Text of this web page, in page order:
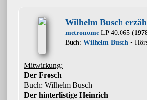
Wilhelm Busch
metronome LP 40.065 (
Buch:Wilhelm Busch •
Mitwirkung:
Der Frosch
Buch: Wilhelm Busch
Der hinterlistige Heinrich